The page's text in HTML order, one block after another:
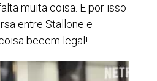
muita coisa. E por isso
entre Stallone e
beeem legal!